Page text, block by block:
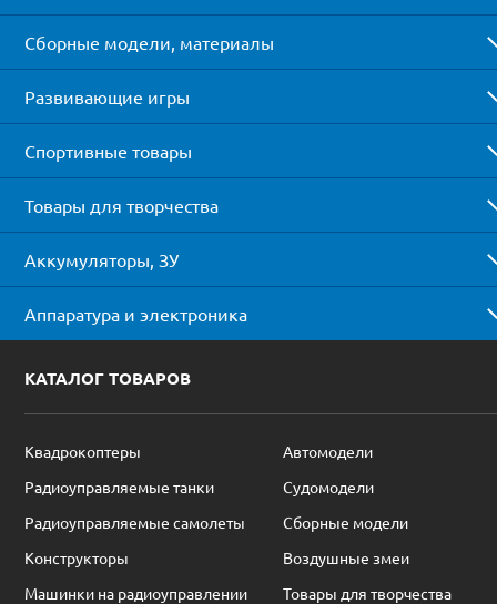
Сборные модели, материалы
Развивающие игры
Спортивные товары
Товары для творчества
Аккумуляторы, ЗУ
Аппаратура и электроника
КАТАЛОГ ТОВАРОВ
Квадрокоптеры
Автомодели
Радиоуправляемые танки
Судомодели
Радиоуправляемые самолеты
Сборные модели
Конструкторы
Воздушные змеи
Машинки на радиоуправлении
Товары для творчества